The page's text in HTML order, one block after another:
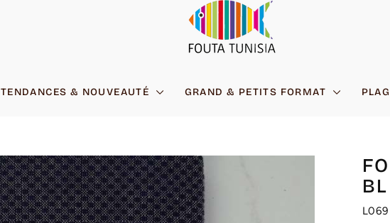
TENDANCES & NOUVEAUTÉ GRAND & PETITS FORMAT
L069